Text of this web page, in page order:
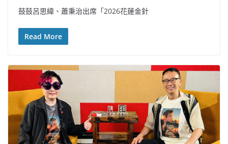
鼓鼓呂思緯、蕭秉治出席「2026花蓮金針
Read More